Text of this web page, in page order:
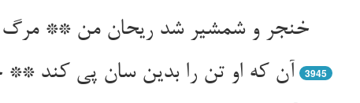
خنجر و شمشیر شد ریحان من ** مرگ من شد بزم و نرگسدان من‌‌
آن که او تن را بدین سان پی کند
3945